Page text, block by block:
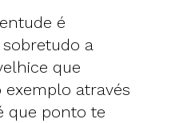
é
a
que
através
que ponto te